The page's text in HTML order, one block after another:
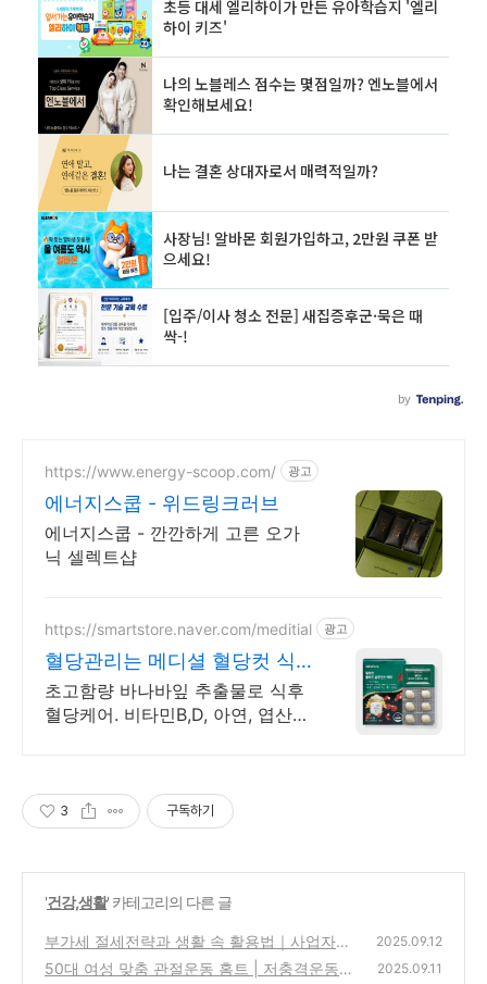
https://www.energy-scoop.com/ 광고
에너지스쿱 - 위드링크러브
에너지스쿱 - 깐깐하게 고른 오가
닉 셀렉트샵
https://smartstore.naver.com/meditial 광고
혈당관리는 메디셜 혈당컷 식
약처 기능성 인정원료 사용
초고함량 바나바잎 추출물로 식후
혈당케어. 비타민B,D, 아연, 엽산
3 구독하기
'건강,생활' 카테고리의 다른 글
부가세 절세전략과 생활 속 활용법｜사업자와
50대 소비자가 꼭 알아야 할 부가세 상식
(1)
2025.09.12
50대 여성 맞춤 관절운동 홈트 | 저충격운동·
2025.09.11